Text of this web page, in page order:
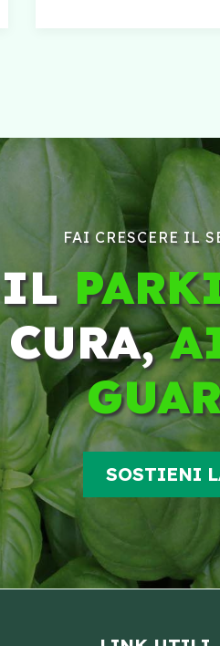
FAI CRESCERE IL
IL
CURA,
SOSTIENI